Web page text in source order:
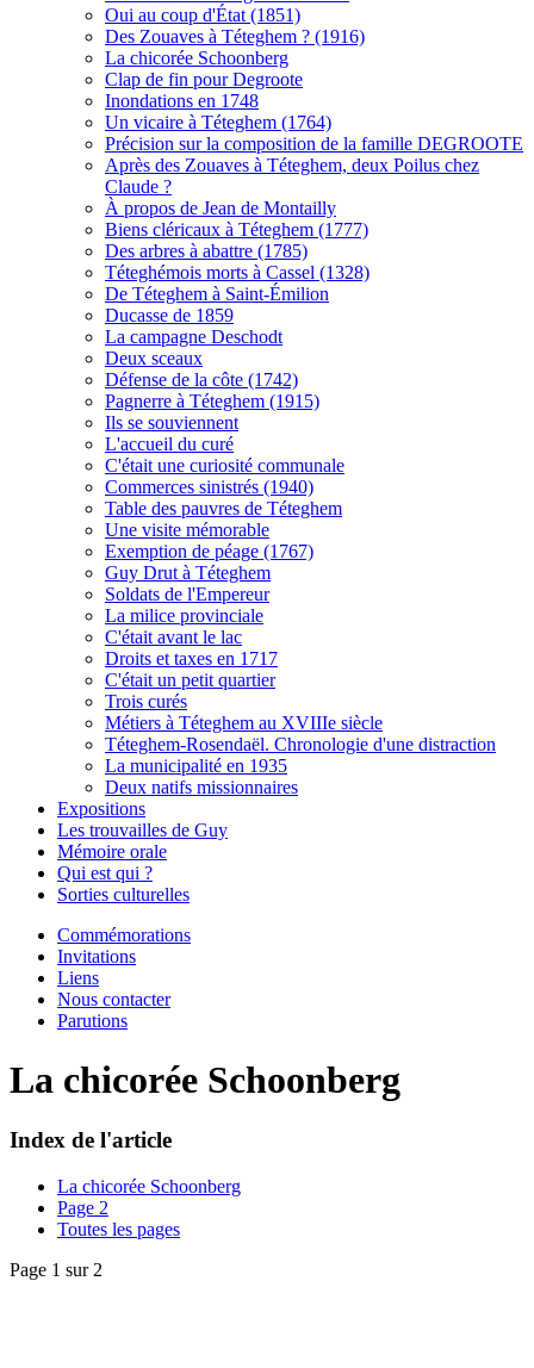
Oui au coup d'État (1851)
Des Zouaves à Téteghem ? (1916)
La chicorée Schoonberg
Clap de fin pour Degroote
Inondations en 1748
Un vicaire à Téteghem (1764)
Précision sur la composition de la famille DEGROOTE
Après des Zouaves à Téteghem, deux Poilus chez
Claude ?
À propos de Jean de Montailly
Biens cléricaux à Téteghem (1777)
Des arbres à abattre (1785)
Téteghémois morts à Cassel (1328)
De Téteghem à Saint-Émilion
Ducasse de 1859
La campagne Deschodt
Deux sceaux
Défense de la côte (1742)
Pagnerre à Téteghem (1915)
Ils se souviennent
L'accueil du curé
C'était une curiosité communale
Commerces sinistrés (1940)
Table des pauvres de Téteghem
Une visite mémorable
Exemption de péage (1767)
Guy Drut à Téteghem
Soldats de l'Empereur
La milice provinciale
C'était avant le lac
Droits et taxes en 1717
C'était un petit quartier
Trois curés
Métiers à Téteghem au XVIIIe siècle
Téteghem-Rosendaël. Chronologie d'une distraction
La municipalité en 1935
Deux natifs missionnaires
Expositions
Les trouvailles de Guy
Mémoire orale
Qui est qui ?
Sorties culturelles
Commémorations
Invitations
Liens
Nous contacter
Parutions
La chicorée Schoonberg
Index de l'article
La chicorée Schoonberg
Page 2
Toutes les pages
Page 1 sur 2